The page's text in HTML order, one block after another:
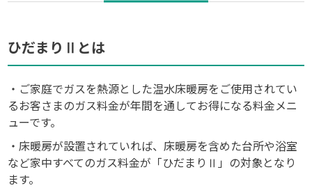
ひだまりⅡとは
・ご家庭でガスを熱源とした温水床暖房をご使用されてい
るお客さまのガス料金が年間を通してお得になる料金メニ
ューです。
・床暖房が設置されていれば、床暖房を含めた台所や浴室
など家中すべてのガス料金が「ひだまりⅡ」の対象となり
ます。